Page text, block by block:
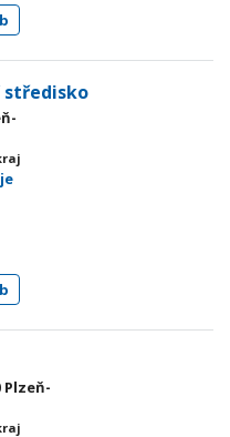
středisko
Plzeň-